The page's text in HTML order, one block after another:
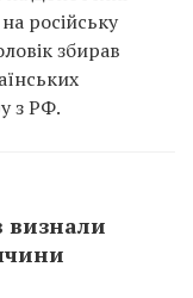
російську
збирав
з РФ.
визнали